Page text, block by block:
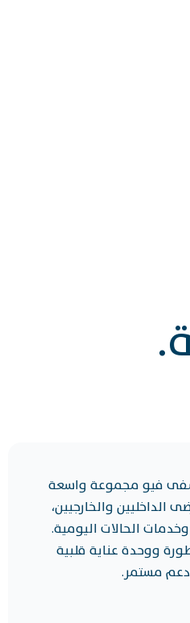
فيو مجموعة واسعة
والخارجيين،
الحالات اليومية.
ووحدة عناية قلبية
مستمر.